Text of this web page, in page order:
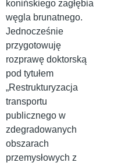
konińskiego zagłębia
węgla brunatnego.
Jednocześnie
przygotowuję
rozprawę doktorską
pod tytułem
„Restrukturyzacja
transportu
publicznego w
zdegradowanych
obszarach
przemysłowych z